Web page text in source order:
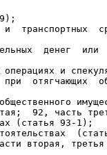
транспортных
денег  или
и
отягчающих
92, часть